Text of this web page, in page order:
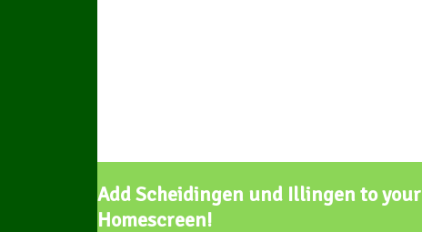
Add Scheidingen und Illingen to your
Homescreen!